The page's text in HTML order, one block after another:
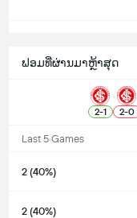
ຟອມທີ່ຜ່ານມາຫຼ້າສຸດ
2-1 2-0
Last 5 Games
2 (40%)
2 (40%)